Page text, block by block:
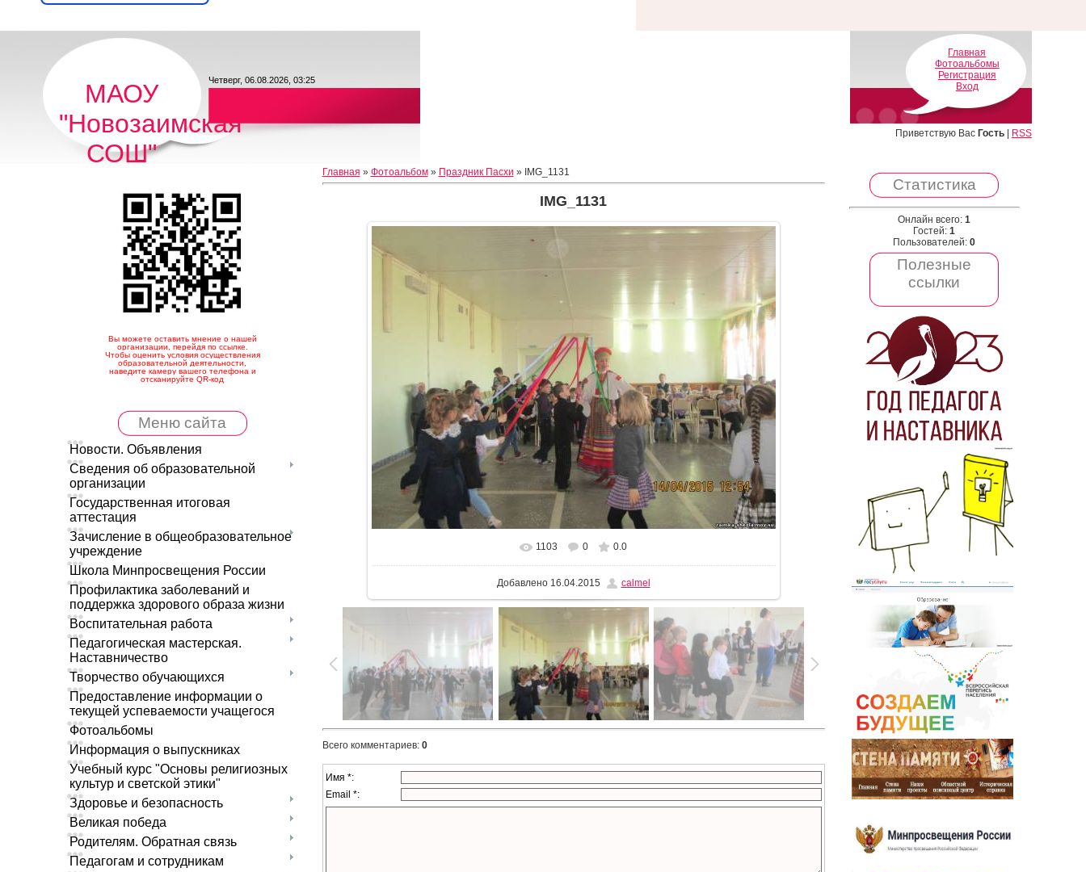
МАОУ
"Новозаимская
СОШ"
Четверг, 06.08.2026, 03:25
Главная
Фотоальбомы
Регистрация
Вход
Приветствую Вас Гость| RSS
Вы можете оставить мнение о нашей
организации, перейдя по ссылке.
Чтобы оценить условия осуществления
образовательной деятельности,
наведите камеру вашего телефона и
отсканируйте QR-код
Меню сайта
Новости. Объявления
Сведения об образовательной
организации
Государственная итоговая
аттестация
Зачисление в общеобразовательное
учреждение
Школа Минпросвещения России
Профилактика заболеваний и
поддержка здорового образа жизни
Воспитательная работа
Педагогическая мастерская.
Наставничество
Творчество обучающихся
Предоставление информации о
текущей успеваемости учащегося
Фотоальбомы
Информация о выпускниках
Учебный курс "Основы религиозных
культур и светской этики"
Здоровье и безопасность
Великая победа
Родителям. Обратная связь
Педагогам и сотрудникам
Главная » Фотоальбом» Праздник Пасхи » IMG_1131
IMG_1131
В реальном размере 1024x768
1103 0 0.0
Добавлено16.04.2015 calmel
Всего комментариев: 0
Имя *:
Email *:
Статистика
Онлайн всего: 1
Гостей: 1
Пользователей: 0
Полезные
ссылки